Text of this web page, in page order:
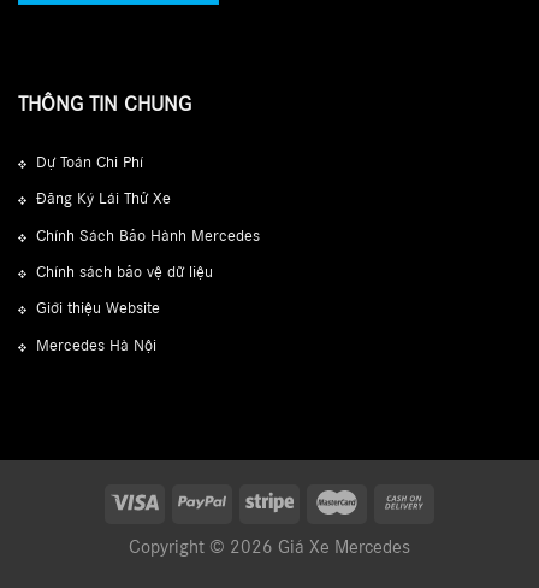
THÔNG TIN CHUNG
Dự Toán Chi Phí
Đăng Ký Lái Thử Xe
Chính Sách Bảo Hành Mercedes
Chính sách bảo vệ dữ liệu
Giới thiệu Website
Mercedes Hà Nội
Copyright © 2026 Giá Xe Mercedes